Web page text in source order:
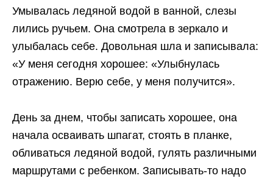
Умывалась ледяной водой в ванной, слезы
лились ручьем. Она смотрела в зеркало и
улыбалась себе. Довольная шла и записывала:
«У меня сегодня хорошее: «Улыбнулась
отражению. Верю себе, у меня получится».
День за днем, чтобы записать хорошее, она
начала осваивать шпагат, стоять в планке,
обливаться ледяной водой, гулять различными
маршрутами с ребенком. Записывать-то надо